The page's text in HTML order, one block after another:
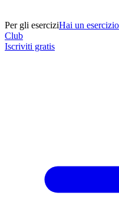
Per gli eserciziHai un
Club
Iscriviti gratis